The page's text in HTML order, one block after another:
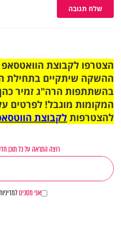
שלח תגובה
ההשקה שיתקיים בתחילת
בהשתתפות הרה"ג זמיר
המקומות מוגבל! לפרטים
להצטרפותלקבוצת
רוצה התראה על כל תוכן
אני מסכים